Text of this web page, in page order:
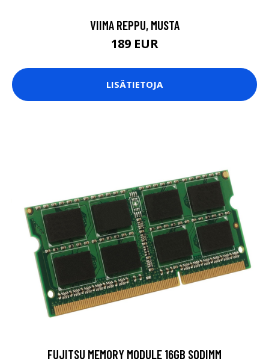
VIIMA REPPU, MUSTA
189 EUR
LISÄTIETOJA
FUJITSU MEMORY MODULE 16GB SODIMM